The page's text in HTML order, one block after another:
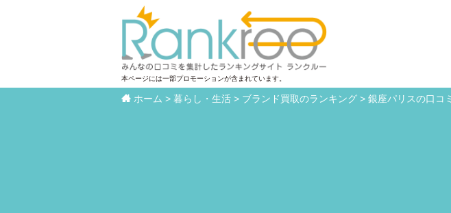
本ページには一部プロモーションが含まれています。
 ホーム > 暮らし・生活 > ブランド買取のランキング > 銀座パリスの口コ